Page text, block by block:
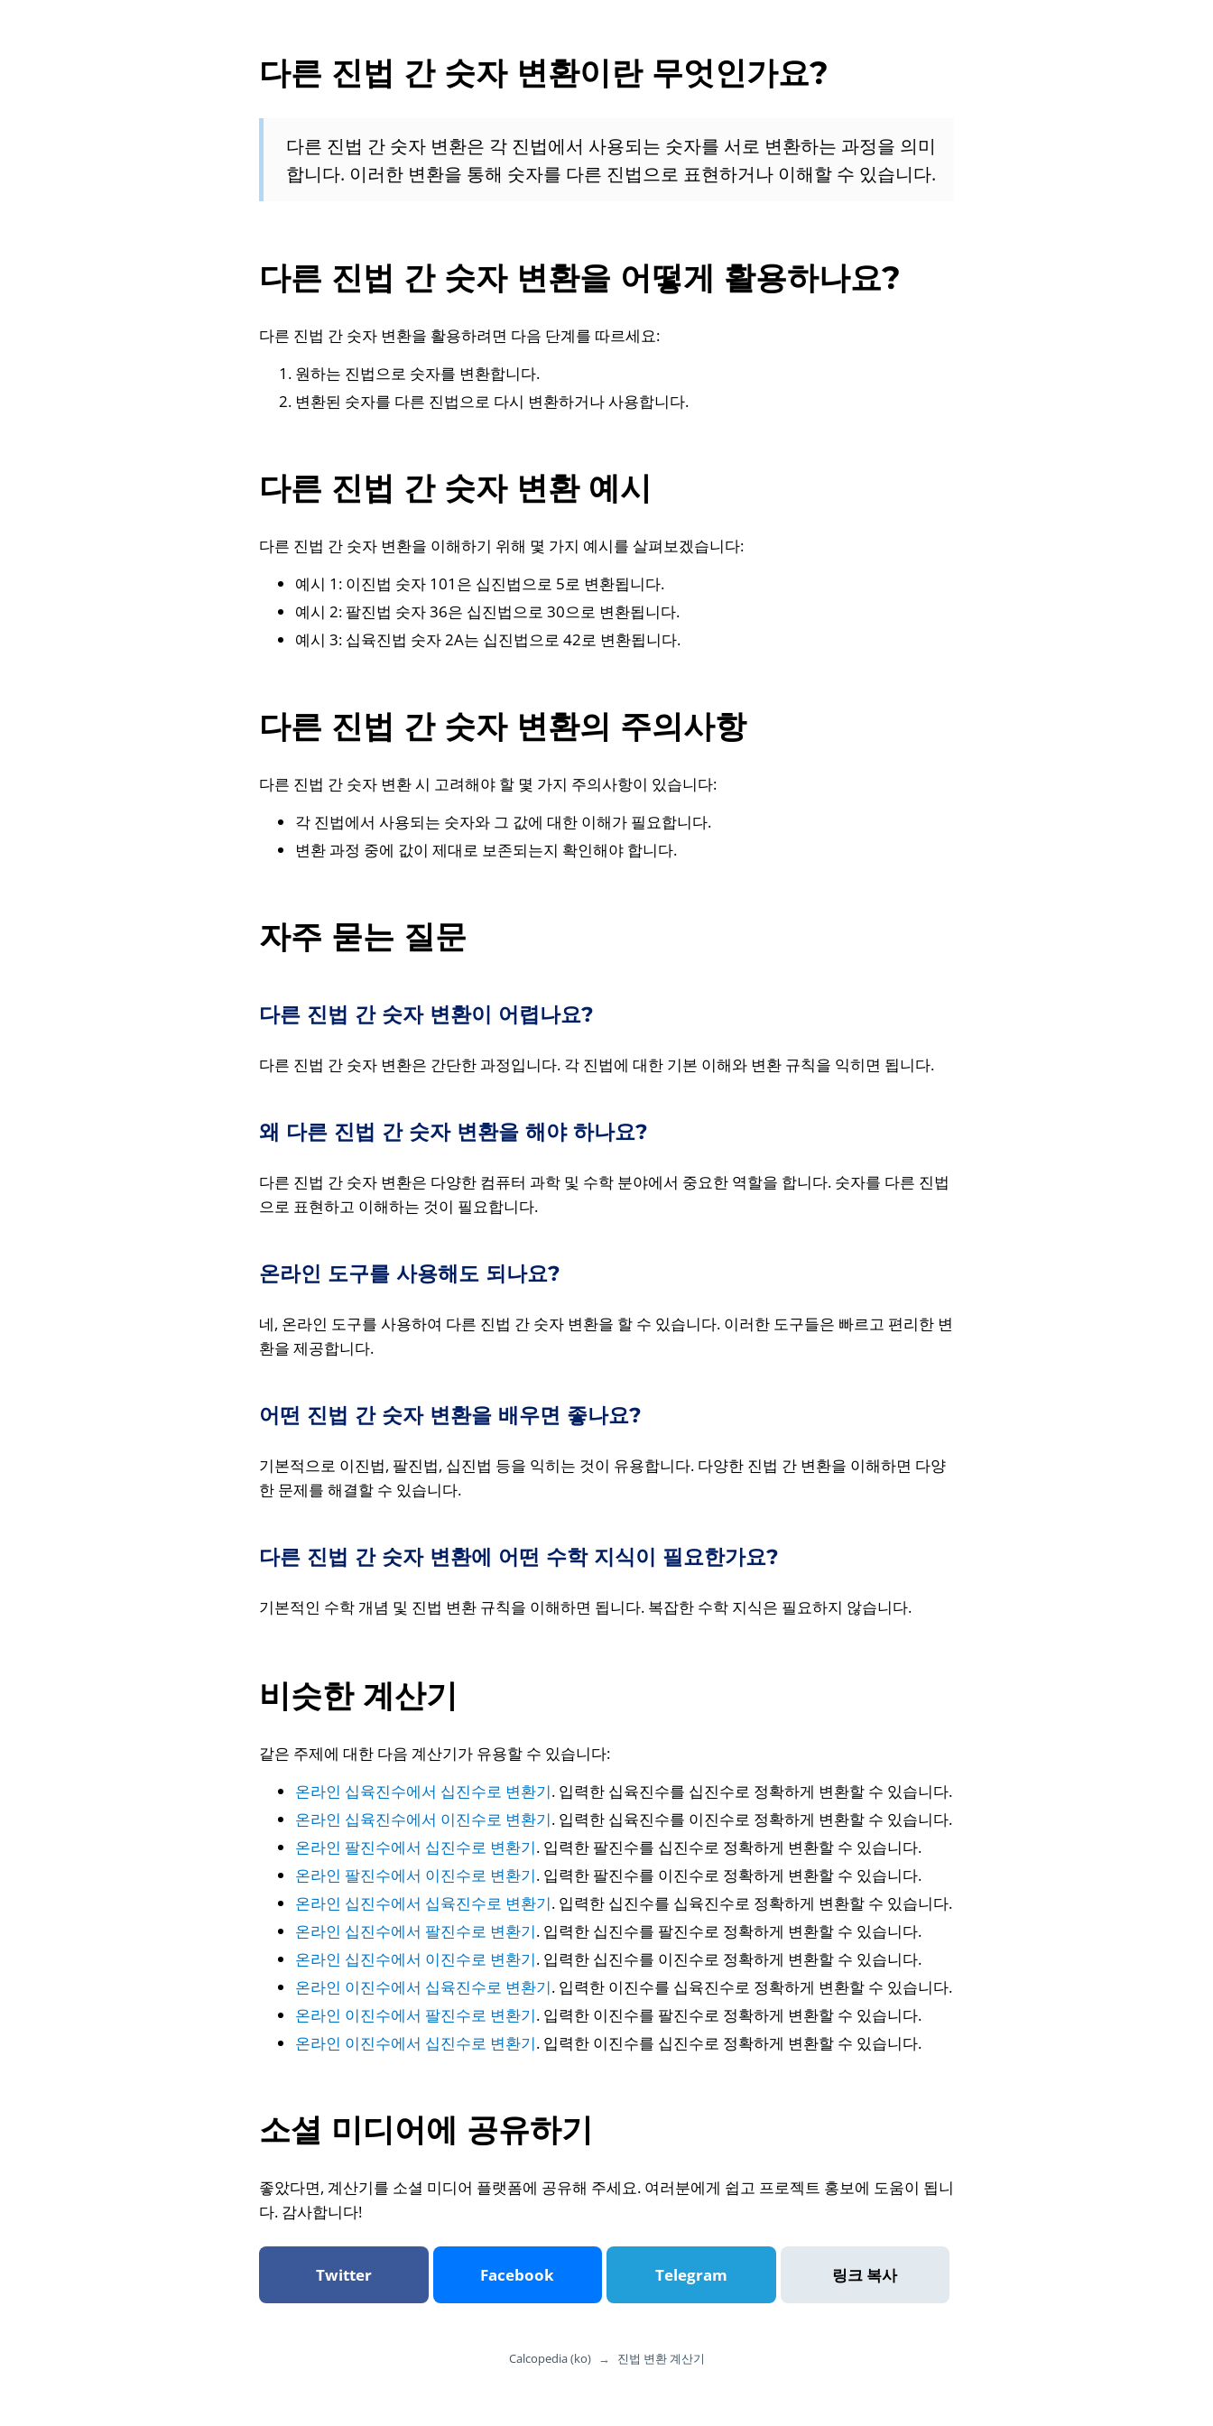
다른 진법 간 숫자 변환이란 무엇인가요?
다른 진법 간 숫자 변환은 각 진법에서 사용되는 숫자를 서로 변환하는 과정을 의미
합니다. 이러한 변환을 통해 숫자를 다른 진법으로 표현하거나 이해할 수 있습니다.
다른 진법 간 숫자 변환을 어떻게 활용하나요?
다른 진법 간 숫자 변환을 활용하려면 다음 단계를 따르세요:
원하는 진법으로 숫자를 변환합니다.
변환된 숫자를 다른 진법으로 다시 변환하거나 사용합니다.
다른 진법 간 숫자 변환 예시
다른 진법 간 숫자 변환을 이해하기 위해 몇 가지 예시를 살펴보겠습니다:
예시 1: 이진법 숫자 101은 십진법으로 5로 변환됩니다.
예시 2: 팔진법 숫자 36은 십진법으로 30으로 변환됩니다.
예시 3: 십육진법 숫자 2A는 십진법으로 42로 변환됩니다.
다른 진법 간 숫자 변환의 주의사항
다른 진법 간 숫자 변환 시 고려해야 할 몇 가지 주의사항이 있습니다:
각 진법에서 사용되는 숫자와 그 값에 대한 이해가 필요합니다.
변환 과정 중에 값이 제대로 보존되는지 확인해야 합니다.
자주 묻는 질문
다른 진법 간 숫자 변환이 어렵나요?
다른 진법 간 숫자 변환은 간단한 과정입니다. 각 진법에 대한 기본 이해와 변환 규칙을 익히면 됩니다.
왜 다른 진법 간 숫자 변환을 해야 하나요?
다른 진법 간 숫자 변환은 다양한 컴퓨터 과학 및 수학 분야에서 중요한 역할을 합니다. 숫자를 다른 진법
으로 표현하고 이해하는 것이 필요합니다.
온라인 도구를 사용해도 되나요?
네, 온라인 도구를 사용하여 다른 진법 간 숫자 변환을 할 수 있습니다. 이러한 도구들은 빠르고 편리한 변
환을 제공합니다.
어떤 진법 간 숫자 변환을 배우면 좋나요?
기본적으로 이진법, 팔진법, 십진법 등을 익히는 것이 유용합니다. 다양한 진법 간 변환을 이해하면 다양
한 문제를 해결할 수 있습니다.
다른 진법 간 숫자 변환에 어떤 수학 지식이 필요한가요?
기본적인 수학 개념 및 진법 변환 규칙을 이해하면 됩니다. 복잡한 수학 지식은 필요하지 않습니다.
비슷한 계산기
같은 주제에 대한 다음 계산기가 유용할 수 있습니다:
온라인 십육진수에서 십진수로 변환기. 입력한 십육진수를 십진수로 정확하게 변환할 수 있습니다.
온라인 십육진수에서 이진수로 변환기. 입력한 십육진수를 이진수로 정확하게 변환할 수 있습니다.
온라인 팔진수에서 십진수로 변환기. 입력한 팔진수를 십진수로 정확하게 변환할 수 있습니다.
온라인 팔진수에서 이진수로 변환기. 입력한 팔진수를 이진수로 정확하게 변환할 수 있습니다.
온라인 십진수에서 십육진수로 변환기. 입력한 십진수를 십육진수로 정확하게 변환할 수 있습니다.
온라인 십진수에서 팔진수로 변환기. 입력한 십진수를 팔진수로 정확하게 변환할 수 있습니다.
온라인 십진수에서 이진수로 변환기. 입력한 십진수를 이진수로 정확하게 변환할 수 있습니다.
온라인 이진수에서 십육진수로 변환기. 입력한 이진수를 십육진수로 정확하게 변환할 수 있습니다.
온라인 이진수에서 팔진수로 변환기. 입력한 이진수를 팔진수로 정확하게 변환할 수 있습니다.
온라인 이진수에서 십진수로 변환기. 입력한 이진수를 십진수로 정확하게 변환할 수 있습니다.
소셜 미디어에 공유하기
좋았다면, 계산기를 소셜 미디어 플랫폼에 공유해 주세요. 여러분에게 쉽고 프로젝트 홍보에 도움이 됩니
다. 감사합니다!
Twitter Facebook Telegram 링크 복사
Calcopedia (ko) → 진법 변환 계산기